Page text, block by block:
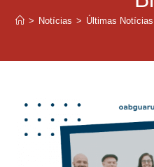
> Notícias > Últimas Notícias